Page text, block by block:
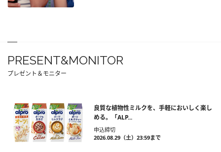
PRESENT&MONITOR
プレゼント＆モニター
良質な植物性ミルクを、手軽においしく楽し
める。「ALP...
申込締切
2026.08.29（土）23:59まで